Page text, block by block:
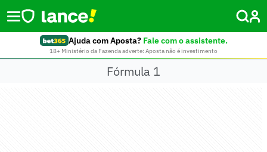
Ajuda com Aposta? Fale com o assistente.
18+ Ministério da Fazenda adverte: Aposta não é investimento
Fórmula 1